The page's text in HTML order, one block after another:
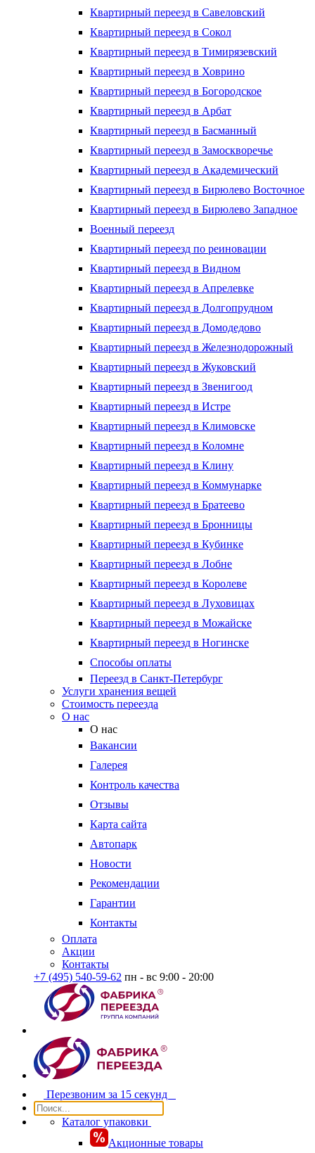
Квартирный переезд в Савеловский
Квартирный переезд в Сокол
Квартирный переезд в Тимирязевский
Квартирный переезд в Ховрино
Квартирный переезд в Богородское
Квартирный переезд в Арбат
Квартирный переезд в Басманный
Квартирный переезд в Замоскворечье
Квартирный переезд в Академический
Квартирный переезд в Бирюлево Восточное
Квартирный переезд в Бирюлево Западное
Военный переезд
Квартирный переезд по реиновации
Квартирный переезд в Видном
Квартирный переезд в Апрелевке
Квартирный переезд в Долгопрудном
Квартирный переезд в Домодедово
Квартирный переезд в Железнодорожный
Квартирный переезд в Жуковский
Квартирный переезд в Звенигоод
Квартирный переезд в Истре
Квартирный переезд в Климовске
Квартирный переезд в Коломне
Квартирный переезд в Клину
Квартирный переезд в Коммунарке
Квартирный переезд в Братеево
Квартирный переезд в Бронницы
Квартирный переезд в Кубинке
Квартирный переезд в Лобне
Квартирный переезд в Королеве
Квартирный переезд в Луховицах
Квартирный переезд в Можайске
Квартирный переезд в Ногинске
Способы оплаты
Переезд в Санкт-Петербург
Услуги хранения вещей
Стоимость переезда
О нас
О нас
Вакансии
Галерея
Контроль качества
Отзывы
Карта сайта
Автопарк
Новости
Рекомендации
Гарантии
Контакты
Оплата
Акции
Контакты
+7 (495) 540-59-62 пн - вс 9:00 - 20:00
Перезвоним за 15 секунд
Каталог упаковки
Акционные товары